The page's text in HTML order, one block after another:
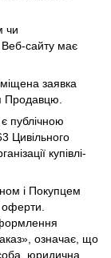
чи
сайту має
заявка
Продавцю.
публічною
Цивільного
купівлі-
і Покупцем
означає, що
юридична